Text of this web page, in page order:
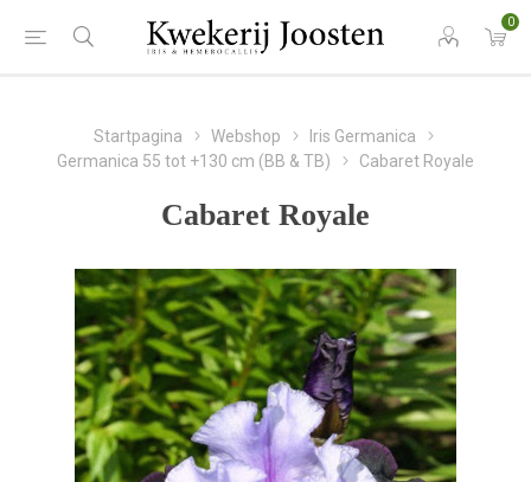
0
Startpagina Webshop
Iris Germanica
Germanica 55 tot +130 cm (BB & TB)
Cabaret Royale
Cabaret Royale